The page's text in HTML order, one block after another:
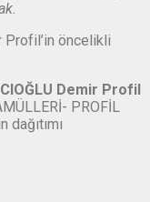
Profil’in öncelikli
Demir Profil
PROFİL